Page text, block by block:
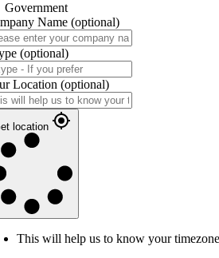
Government
Name (optional)
(optional)
Location (optional)
location
This will help us to know your